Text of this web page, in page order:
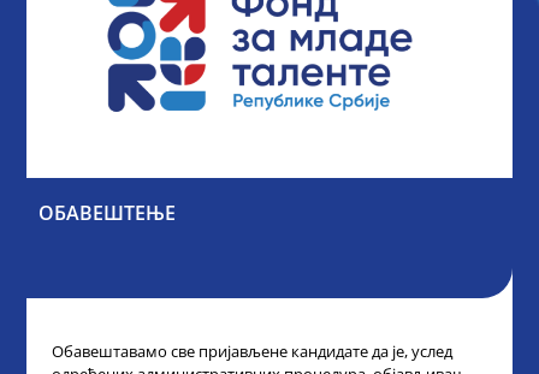
ОБАВЕШТЕЊЕ
Обавештавамо све пријављене кандидате да је, услед